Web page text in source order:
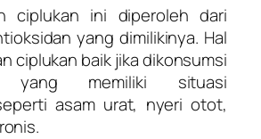
ciplukan ini diperoleh dari
yang dimilikinya. Hal
ciplukan baik jika dikonsumsi
yang memiliki situasi
asam urat, nyeri otot,